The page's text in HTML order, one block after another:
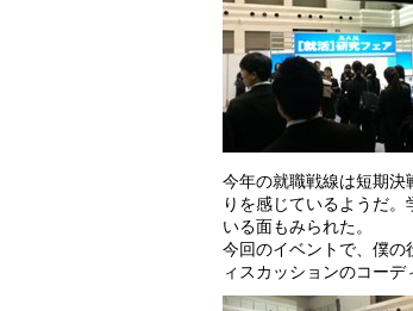
今年の就職戦線は短期決
りを感じているようだ
いる面もみられた。
今回のイベントで、僕
ィスカッションのコー